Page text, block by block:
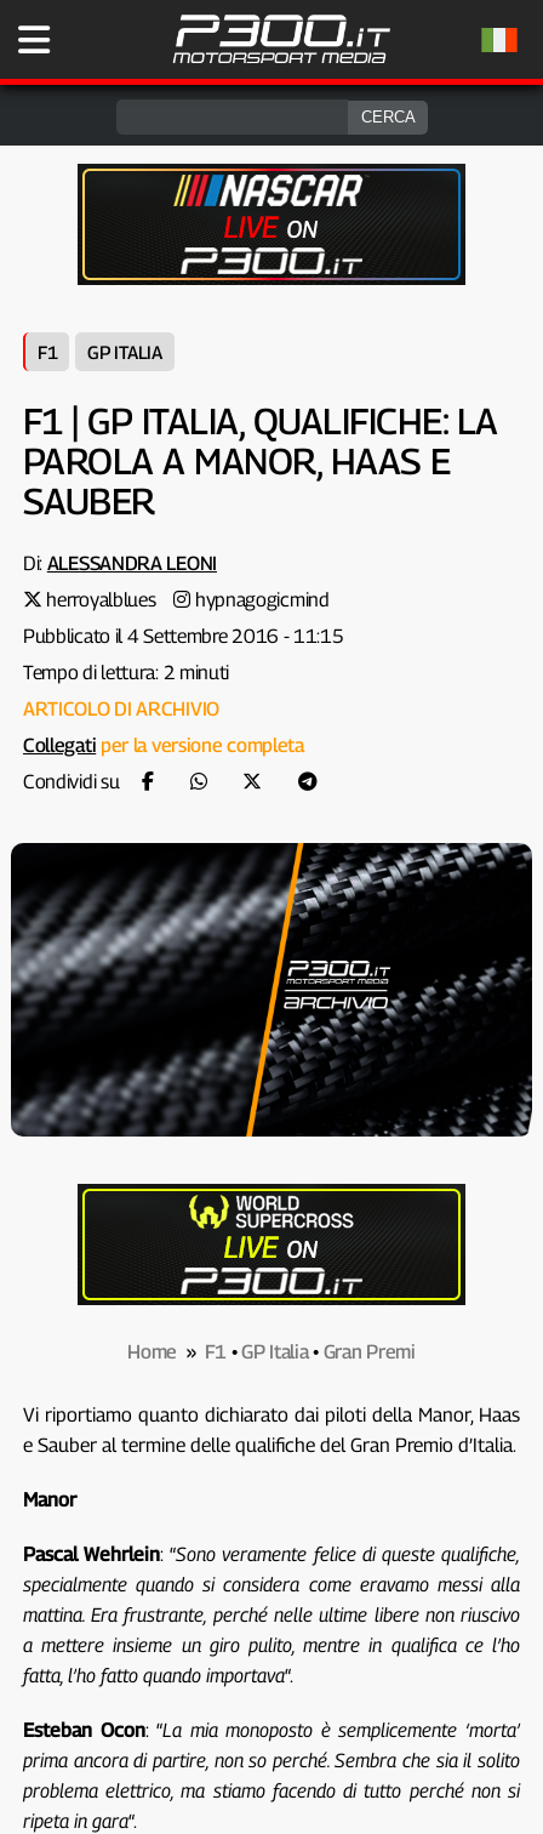
F1 GP ITALIA
F1 | GP ITALIA, QUALIFICHE: LA
PAROLA A MANOR, HAAS E
SAUBER
Di: ALESSANDRA LEONI
herroyalblues
hypnagogicmind
Pubblicato il 4 Settembre 2016 - 11:15
Tempo di lettura: 2 minuti
ARTICOLO DI ARCHIVIO
Collegati per la versione completa
Condividi su
Home » F1 •GP Italia• Gran Premi
Vi riportiamo quanto dichiarato dai piloti della Manor, Haas
e Sauber al termine delle qualifiche del Gran Premio d’Italia.
Manor
Pascal Wehrlein: “Sono veramente felice di queste qualifiche,
specialmente quando si considera come eravamo messi alla
mattina. Era frustrante, perché nelle ultime libere non riuscivo
a mettere insieme un giro pulito, mentre in qualifica ce l’ho
fatta, l’ho fatto quando importava“.
Esteban Ocon: “La mia monoposto è semplicemente ‘morta’
prima ancora di partire, non so perché. Sembra che sia il solito
problema elettrico, ma stiamo facendo di tutto perché non si
ripeta in gara“.